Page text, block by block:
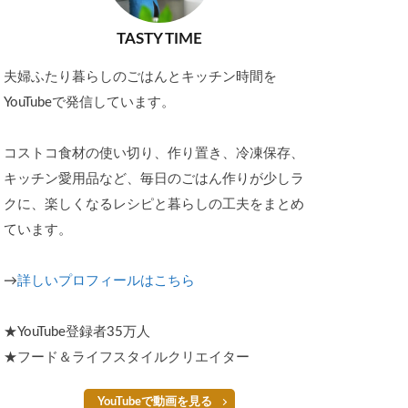
TASTY TIME
夫婦ふたり暮らしのごはんとキッチン時間を
YouTubeで発信しています。
コストコ食材の使い切り、作り置き、冷凍保存、
キッチン愛用品など、毎日のごはん作りが少しラ
クに、楽しくなるレシピと暮らしの工夫をまとめ
ています。
→詳しいプロフィールはこちら
★YouTube登録者35万人
★フード＆ライフスタイルクリエイター
YouTubeで動画を見る